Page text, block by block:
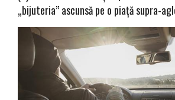
„bijuteria” ascunsă pe o piață supra-